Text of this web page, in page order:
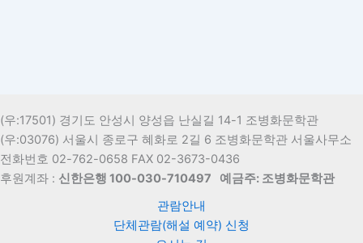
(우:17501) 경기도 안성시 양성읍 난실길 14-1 조병화문학관
(우:03076) 서울시 종로구 혜화로 2길 6 조병화문학관 서울사무소
전화번호 02-762-0658 FAX 02-3673-0436
후원계좌 : 신한은행 100-030-710497
예금주: 조병화문학관
관람안내
단체관람(해설 예약) 신청